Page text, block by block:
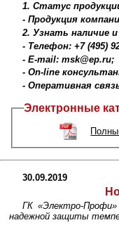
1. Статус
- Продукция
2. Узнать наличие
- Телефон: +7 (495)
- E-mail: msk@ep.ru;
- On-line
- Оперативная
Электронные
30.09.2019
ГК «Электро-
надежной защиты